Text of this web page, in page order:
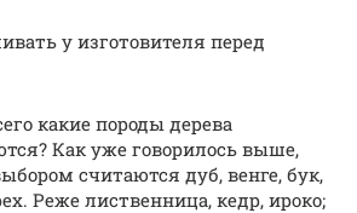
у изготовителя перед
какие породы дерева
Как уже говорилось выше,
считаются дуб, венге, бук,
Реже лиственница, кедр, ироко;